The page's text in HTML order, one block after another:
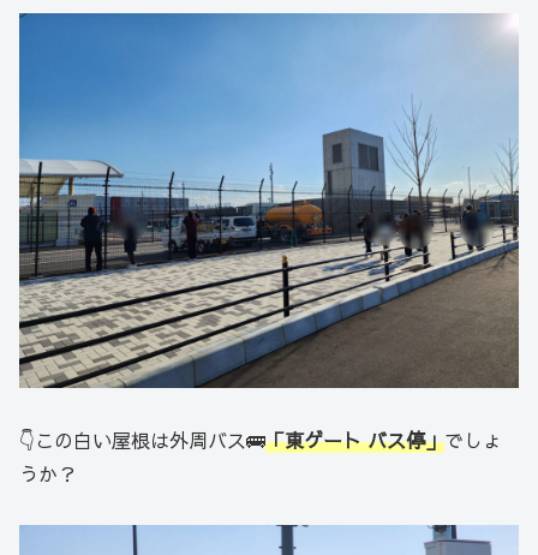
👇この白い屋根は外周バス🚌「東ゲート バス停」でしょ
うか？